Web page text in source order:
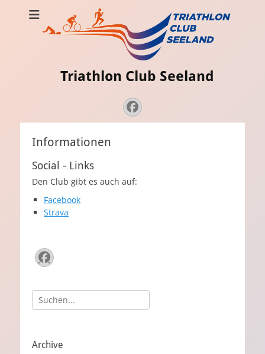
Triathlon Club Seeland
Facebook
Informationen
Social - Links
Den Club gibt es auch auf:
Facebook
Strava
Facebook
Suche
nach:
Archive